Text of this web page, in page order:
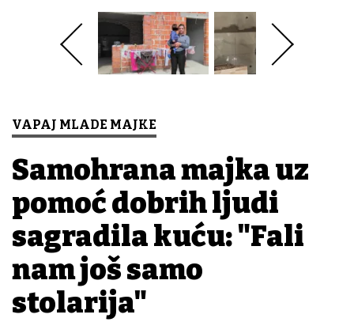
VAPAJ MLADE MAJKE
Samohrana majka uz
pomoć dobrih ljudi
sagradila kuću: "Fali
nam još samo
stolarija"